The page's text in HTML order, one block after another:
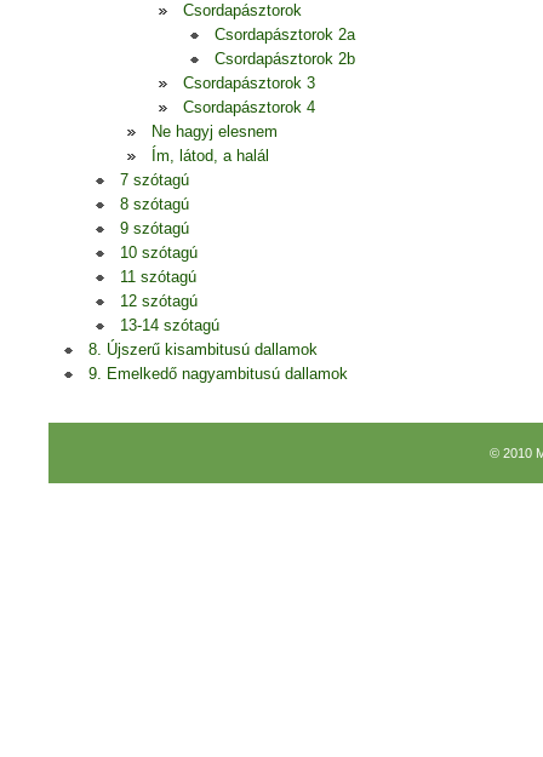
Csordapásztorok
Csordapásztorok 2a
Csordapásztorok 2b
Csordapásztorok 3
Csordapásztorok 4
Ne hagyj elesnem
Ím, látod, a halál
7 szótagú
8 szótagú
9 szótagú
10 szótagú
11 szótagú
12 szótagú
13-14 szótagú
8. Újszerű kisambitusú dallamok
9. Emelkedő nagyambitusú dallamok
© 2010